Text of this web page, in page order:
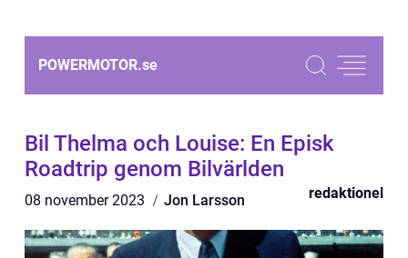
POWERMOTOR.se
Bil Thelma och Louise: En Episk
Roadtrip genom Bilvärlden
08 november 2023 Jon Larsson redaktionel